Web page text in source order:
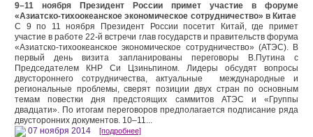
9–11 ноября Президент России примет участие в форуме
«Азиатско-тихоокеанское экономическое сотрудничество» в Китае
С 9 по 11 ноября Президент России посетит Китай, где примет
участие в работе 22-й встречи глав государств и правительств форума
«Азиатско-тихоокеанское экономическое сотрудничество» (АТЭС). В
первый день визита запланированы переговоры В.Путина с
Председателем КНР Си Цзиньпином. Лидеры обсудят вопросы
двустороннего сотрудничества, актуальные международные и
региональные проблемы, сверят позиции двух стран по основным
темам повестки дня предстоящих саммитов АТЭС и «Группы
двадцати». По итогам переговоров предполагается подписание ряда
двусторонних документов. 10–11...
07 ноября 2014 [подробнее]